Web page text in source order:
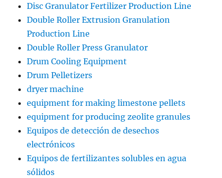
Disc Granulator Fertilizer Production Line
Double Roller Extrusion Granulation
Production Line
Double Roller Press Granulator
Drum Cooling Equipment
Drum Pelletizers
dryer machine
equipment for making limestone pellets
equipment for producing zeolite granules
Equipos de detección de desechos
electrónicos
Equipos de fertilizantes solubles en agua
sólidos